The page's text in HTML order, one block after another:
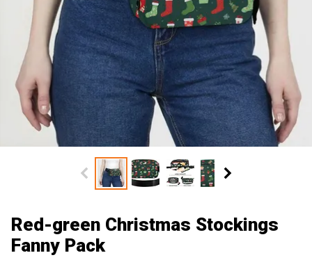
Red-green Christmas Stockings
Fanny Pack